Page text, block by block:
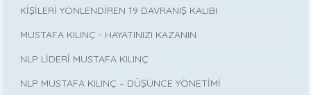
KİŞİLERİ YÖNLENDİREN 19 DAVRANIŞ KALIBI
MUSTAFA KILINÇ - HAYATINIZI KAZANIN
NLP LİDERİ MUSTAFA KILINÇ
NLP MUSTAFA KILINÇ – DÜŞÜNCE YÖNETİMİ